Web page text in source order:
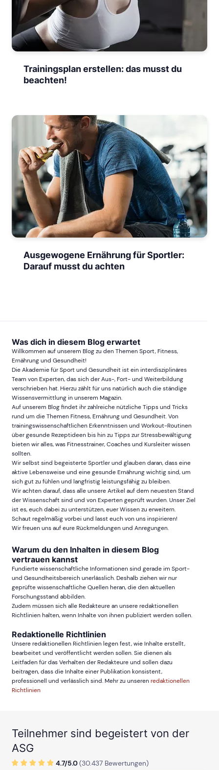
Trainingsplan erstellen: das musst du
beachten!
Ausgewogene Ernährung für Sportler:
Darauf musst du achten
Was dich in diesem Blog erwartet
Willkommen auf unserem Blog zu den Themen Sport, Fitness,
Ernährung und Gesundheit!
Die Akademie für Sport und Gesundheit ist ein interdisziplinäres
Team von Experten, das sich der Aus-, Fort- und Weiterbildung
verschrieben hat. Hierzu zählt für uns natürlich auch die ständige
Wissensvermittlung in unserem Magazin.
Auf unserem Blog findet ihr zahlreiche nützliche Tipps und Tricks
rund um die Themen Fitness, Ernährung und Gesundheit. Von
trainingswissenschaftlichen Erkenntnissen und Workout-Routinen
über gesunde Rezeptideen bis hin zu Tipps zur Stressbewältigung
bieten wir alles, was Fitnesstrainer, Coaches und Kursleiter wissen
sollten.
Wir selbst sind begeisterte Sportler und glauben daran, dass eine
aktive Lebensweise und eine gesunde Ernährung wichtig sind, um
sich gut zu fühlen und langfristig leistungsfähig zu bleiben.
Wir achten darauf, dass alle unsere Artikel auf dem neuesten Stand
der Wissenschaft sind und von Experten geprüft wurden. Unser Ziel
ist es, euch dabei zu unterstützen, euer Wissen zu erweitern.
Schaut regelmäßig vorbei und lasst euch von uns inspirieren!
Wir freuen uns auf eure Rückmeldungen und Anregungen.
Warum du den Inhalten in diesem Blog
vertrauen kannst
Fundierte wissenschaftliche Informationen sind gerade im Sport-
und Gesundheitsbereich unerlässlich. Deshalb ziehen wir nur
geprüfte wissenschaftliche Quellen heran, die den aktuellen
Forschungsstand abbilden.
Zudem müssen sich alle Redakteure an unsere redaktionellen
Richtlinien halten, wenn Inhalte von ihnen publiziert werden sollen.
Redaktionelle Richtlinien
Unsere redaktionellen Richtlinien legen fest, wie Inhalte erstellt,
bearbeitet und veröffentlicht werden sollen. Sie dienen als
Leitfaden für das Verhalten der Redakteure und sollen dazu
beitragen, dass die Inhalte einer Publikation konsistent,
professionell und verlässlich sind. Mehr zu unserenredaktionellen
Richtlinien
Teilnehmer sind begeistert von der
ASG
4.7/5.0(30.437 Bewertungen)